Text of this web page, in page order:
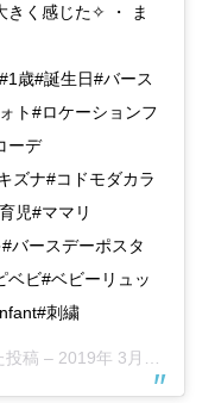
きく感じた✧ ・ ま
#誕生日#バース
ト#ロケーションフ
ーデ
ズナ#コドモダカラ
児#ママリ
バースデーポスタ
ベビ#ベビーリュッ
刺繍
投稿 – 2019年 3月月6日午前7時40分PST